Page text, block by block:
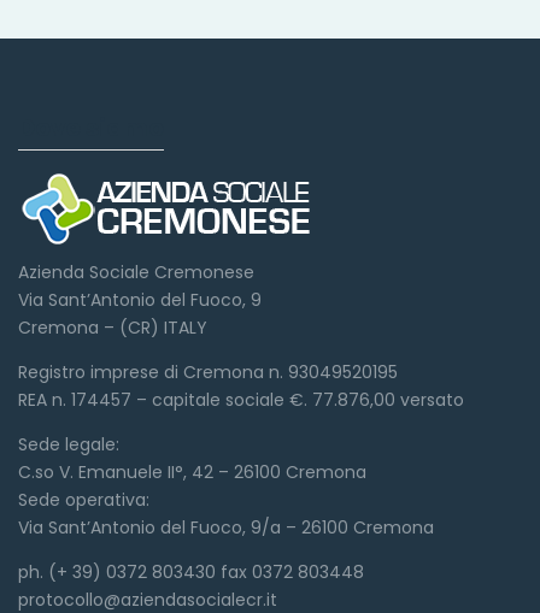
Azienda Sociale Cremonese
Via Sant’Antonio del Fuoco, 9
Cremona – (CR) ITALY
Registro imprese di Cremona n. 93049520195
REA n. 174457 – capitale sociale €. 77.876,00 versato
Sede legale:
C.so V. Emanuele II°, 42 – 26100 Cremona
Sede operativa:
Via Sant’Antonio del Fuoco, 9/a – 26100 Cremona
ph. (+ 39) 0372 803430 fax 0372 803448
protocollo@aziendasocialecr.it